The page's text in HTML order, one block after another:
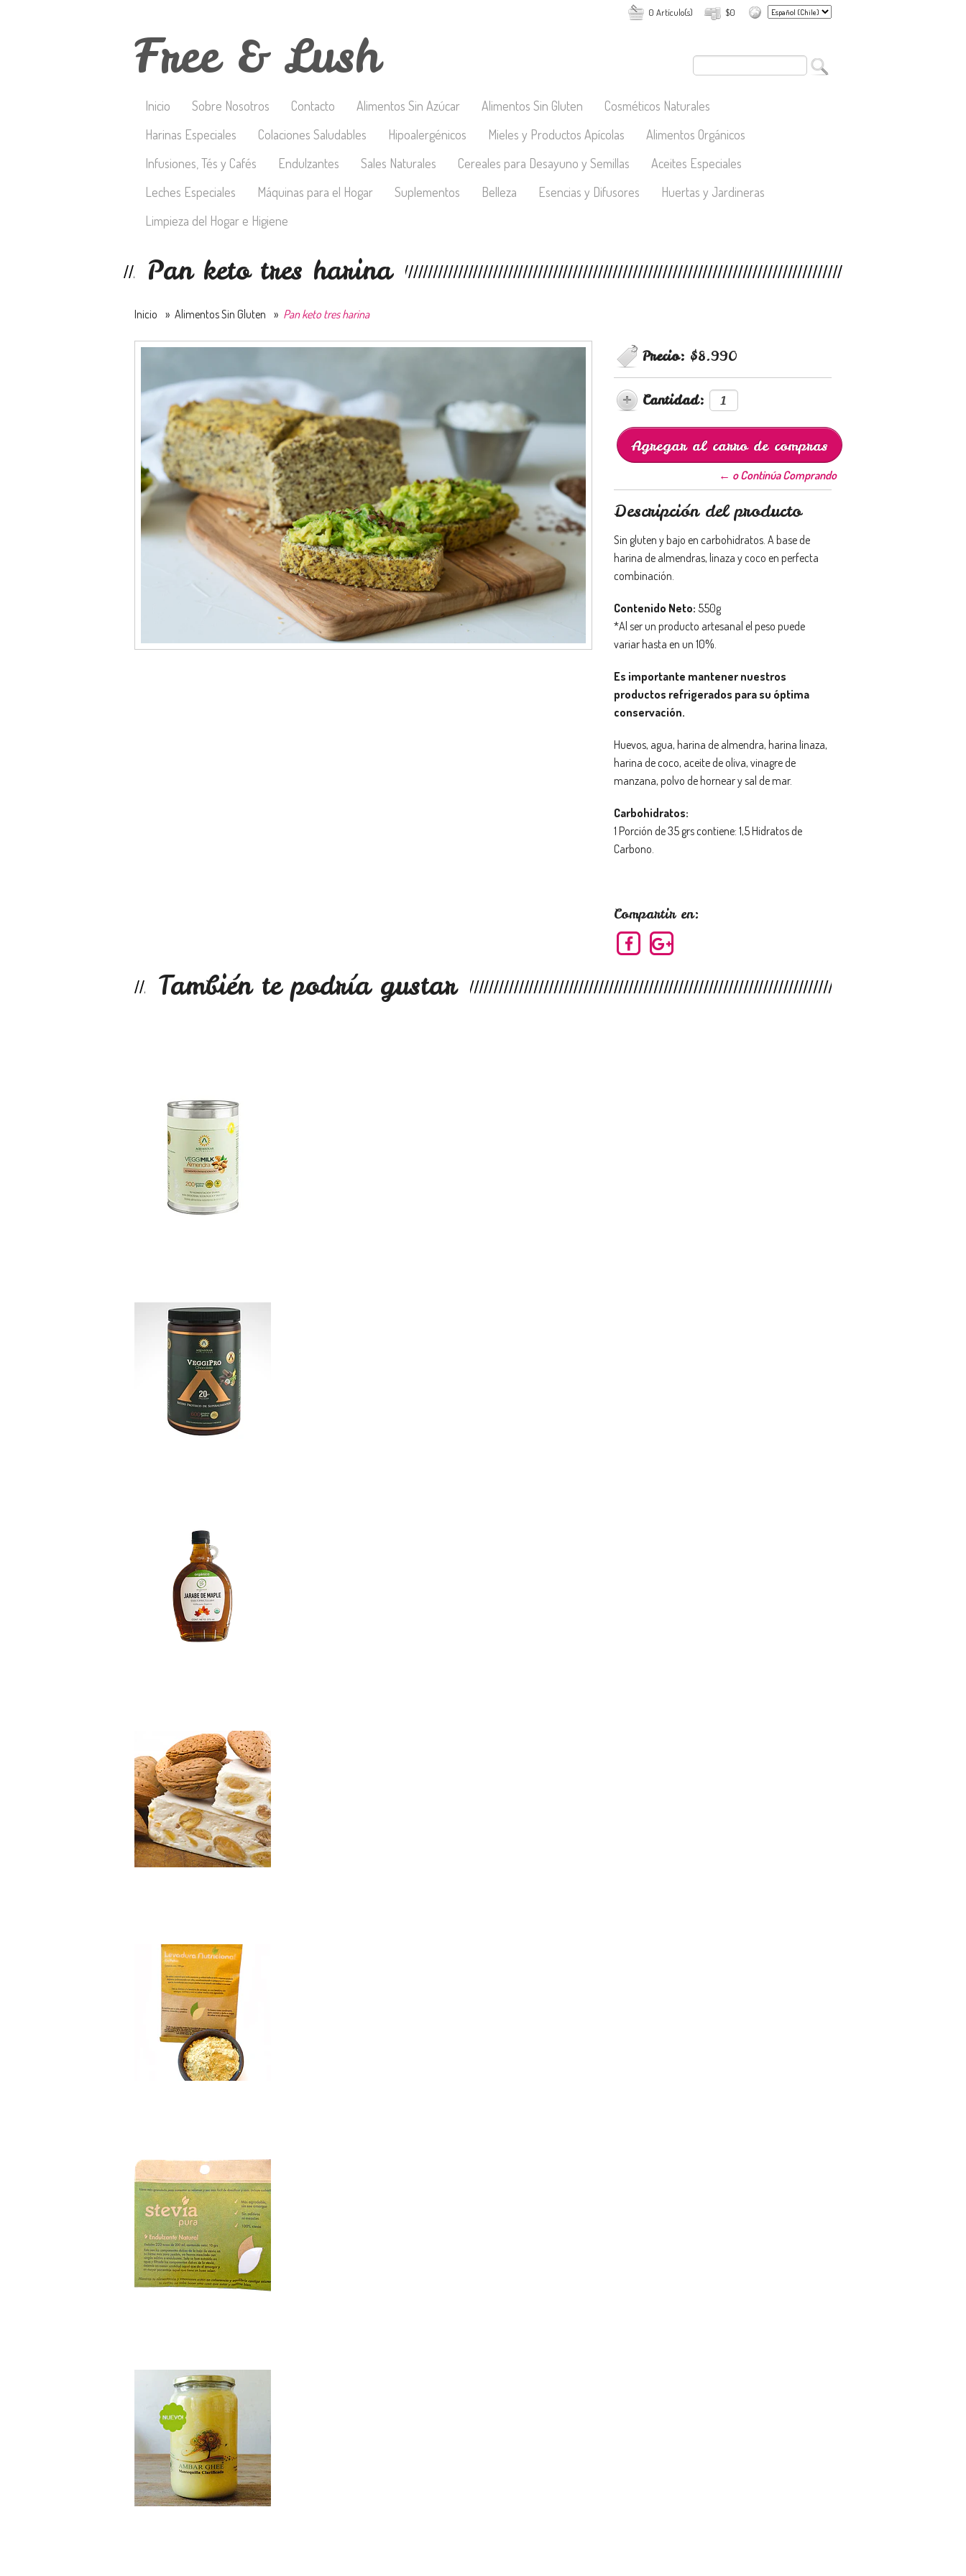
$0
0 Artículo(s)
Free & Lush
Inicio Sobre Nosotros Contacto Alimentos Sin Azúcar Alimentos Sin Gluten
Cosméticos Naturales
Harinas Especiales
Colaciones Saludables Hipoalergénicos Mieles y Productos Apícolas
Alimentos Orgánicos
Infusiones, Tés y Cafés
Endulzantes Sales Naturales Cereales para Desayuno y Semillas
Aceites Especiales
Leches Especiales
Máquinas para el Hogar Suplementos Belleza Esencias y Difusores
Huertas y Jardineras
Limpieza del Hogar e Higiene
Pan keto tres harina
Inicio » Alimentos Sin Gluten » Pan keto tres harina
Precio: $8.990
Cantidad:
← o Continúa Comprando
Descripción del producto
Sin gluten y bajo en carbohidratos. A base de
harina de almendras, linaza y coco en perfecta
combinación.
Contenido Neto: 550g
*Al ser un producto artesanal el peso puede
variar hasta en un 10%.
Es importante mantener nuestros
productos refrigerados para su óptima
conservación.
Huevos, agua, harina de almendra, harina linaza,
harina de coco, aceite de oliva, vinagre de
manzana, polvo de hornear y sal de mar.
Carbohidratos:
1 Porción de 35 grs contiene: 1,5 Hidratos de
Carbono.
Compartir en:
También te podría gustar